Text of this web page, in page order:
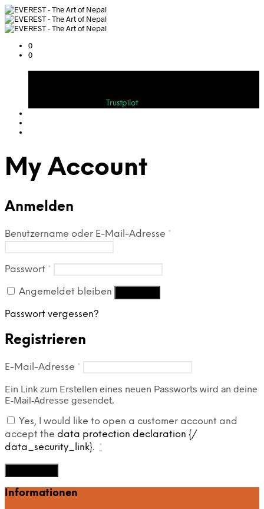
0
0
Trustpilot
My Account
Anmelden
Benutzername oder E-Mail-Adresse *
Passwort *
Angemeldet bleiben
Passwort vergessen?
Registrieren
E-Mail-Adresse * Erforderlich
Ein Link zum Erstellen eines neuen Passworts wird an deine
E-Mail-Adresse gesendet.
Yes, I would like to open a customer account and
accept the data protection declaration {/
data_security_link}. *
Informationen